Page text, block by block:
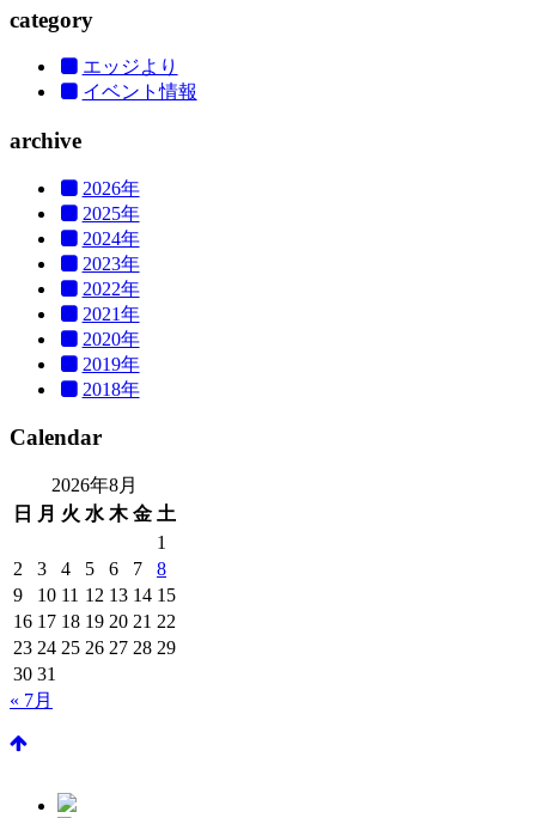
category
エッジより
イベント情報
archive
2026年
2025年
2024年
2023年
2022年
2021年
2020年
2019年
2018年
Calendar
2026年8月
日
月 火 水 木 金 土
1
2
3 4 5 6 7
8
9
10 11 12 13 14 15
16 17 18 19 20 21 22
23 24 25 26 27 28 29
30 31
« 7月